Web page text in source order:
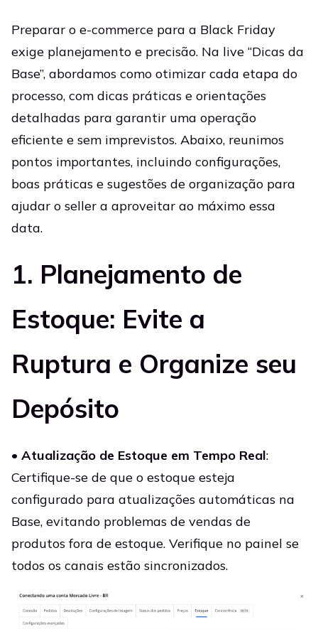
Preparar o e-commerce para a Black Friday
exige planejamento e precisão. Na live “Dicas da
Base”, abordamos como otimizar cada etapa do
processo, com dicas práticas e orientações
detalhadas para garantir uma operação
eficiente e sem imprevistos. Abaixo, reunimos
pontos importantes, incluindo configurações,
boas práticas e sugestões de organização para
ajudar o seller a aproveitar ao máximo essa
data.
1. Planejamento de
Estoque: Evite a
Ruptura e Organize seu
Depósito
• Atualização de Estoque em Tempo Real:
Certifique-se de que o estoque esteja
configurado para atualizações automáticas na
Base, evitando problemas de vendas de
produtos fora de estoque. Verifique no painel se
todos os canais estão sincronizados.